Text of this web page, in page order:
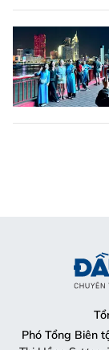
Phó Tổng Biên
Thị Hồng
Văn Quang,
Phó Tổng Thư